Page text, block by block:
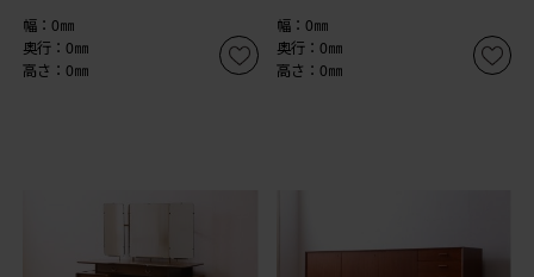
幅：0㎜
奥行：0㎜
高さ：0㎜
幅：0㎜
奥行：0㎜
高さ：0㎜